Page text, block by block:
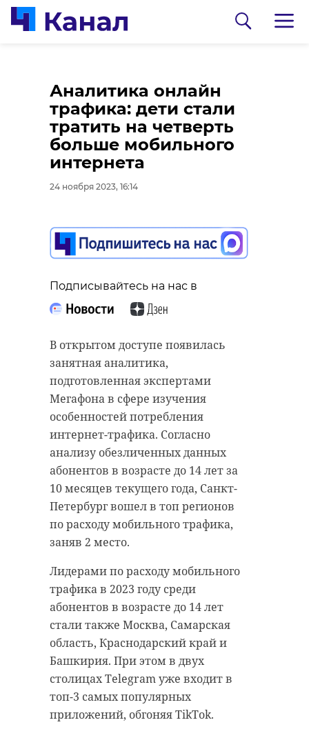
Аналитика онлайн
трафика: дети стали
тратить на четверть
больше мобильного
интернета
24 ноября 2023, 16:14
Подписывайтесь на нас в
В открытом доступе появилась
занятная аналитика,
подготовленная экспертами
Мегафона в сфере изучения
особенностей потребления
интернет-трафика. Согласно
анализу обезличенных данных
абонентов в возрасте до 14 лет за
10 месяцев текущего года, Санкт-
Петербург вошел в топ регионов
по расходу мобильного трафика,
заняв 2 место.
Лидерами по расходу мобильного
трафика в 2023 году среди
абонентов в возрасте до 14 лет
стали также Москва, Самарская
область, Краснодарский край и
Башкирия. При этом в двух
столицах Telegram уже входит в
топ-3 самых популярных
приложений, обгоняя TikTok.
Более 400
школьников
посетило
профориентационную
ярмарку в Выборге
24 ноября 2023, 15:44
Подписывайтесь на нас в
Школьникам в Выборге помогали
определиться с будущей
профессией. В пятницу, 24 ноября,
в выборгском филиале Центра
занятости прошла
профориентационная ярмарка.
О получении высшего
образовании, а также разных
направлениях и нюансах
поступления учащимся
рассказали представители 14
учебных высших и средних
учреждений Санкт-Петербурга и
Выборга.
Посетителями ярмарки стало
более 400 школьников. С целым
калейдоскопом профессий и
направлений ребят познакомили
студенты представленных
учебных заведений.
0:00 / 0:00
Иномарку разорвало
после лобовой
Лебяжье
Подписывайтесь на нас в
В пятницу, 24 ноября, очевидцы в
Сети сообщают о жесткой аварии
в Ломоносовском районе
Ленобласти. На трассе между
поселком Лебяжье и Ижорой лоб в
лоб столкнулись "Ауди" и
"Фольксваген". Последнюю
машину из-за удара разорвало на
части.
Кадрами с места аварии
поделились автолюбители в
группе "ДТП и ЧП | Санкт-